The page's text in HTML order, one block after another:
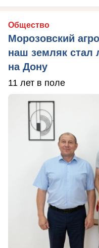
Общество
Морозовский
наш земляк
на Дону
11 лет в поле